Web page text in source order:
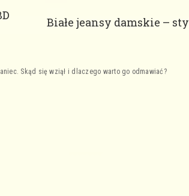
Białe jeansy damskie –
Skąd się wziął i dlaczego warto go odmawiać?